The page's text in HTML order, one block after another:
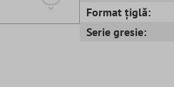
Format țiglă:
Serie gresie: